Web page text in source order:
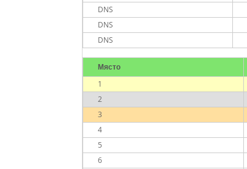
DNS
DNS
DNS
Място
1
2
3
4
5
6